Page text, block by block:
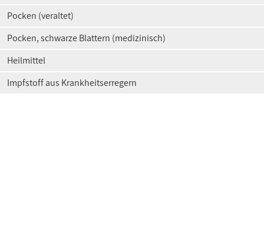
Pocken (veraltet)
Pocken, schwarze Blattern (medizinisch)
Heilmittel
Impfstoff aus Krankheitserregern